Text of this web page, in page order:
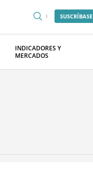
SUSCRÍBASE
INDICADORES Y
MERCADOS